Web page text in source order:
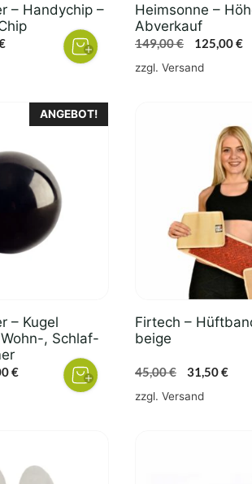
– Handychip –
Preisspanne:
90,00 €
Heimsonne –
Abverkauf
149,00€
Preis
125,00€
zzgl. Versand
ANGEBOT!
– Kugel
, Schlaf-
€Aktueller
Firtech –
beige
45,00€
Preis
31,50€
zzgl. Versand
Optionen
der
Produktseite
werden